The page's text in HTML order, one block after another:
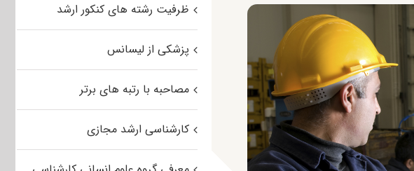
ظرفیت رشته های کنکور ارشد
پزشکی از لیسانس
مصاحبه با رتبه های برتر
کارشناسی ارشد مجازی